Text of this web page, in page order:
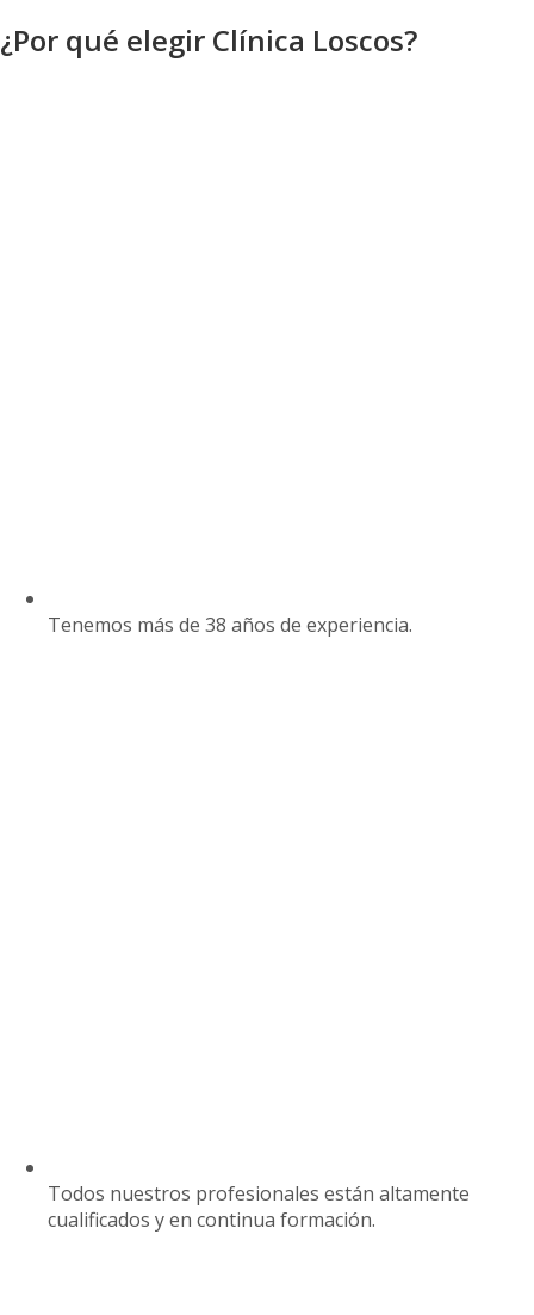
¿Por qué elegir Clínica Loscos?
Tenemos más de 38 años de experiencia.
Todos nuestros profesionales están altamente
cualificados y en continua formación.